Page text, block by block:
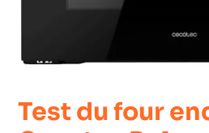
Test du four